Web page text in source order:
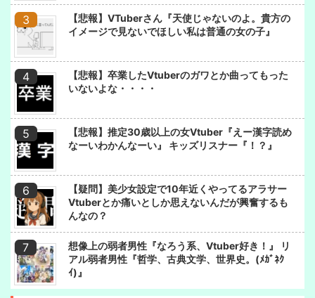
【悲報】VTuberさん『天使じゃないのよ。貴方の
イメージで見ないでほしい私は普通の女の子』
【悲報】卒業したVtuberのガワとか曲ってもった
いないよな・・・・
【悲報】推定30歳以上の女Vtuber『えー漢字読め
なーいわかんなーい』 キッズリスナー『！？』
【疑問】美少女設定で10年近くやってるアラサー
Vtuberとか痛いとしか思えないんだが興奮するも
んなの？
想像上の弱者男性『なろう系、Vtuber好き！』 リ
アル弱者男性『哲学、古典文学、世界史。(ﾒｶﾞﾈｸ
ｲ)』